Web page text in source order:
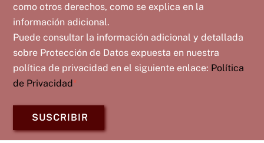
como otros derechos, como se explica en la
información adicional.
Puede consultar la información adicional y detallada
sobre Protección de Datos expuesta en nuestra
política de privacidad en el siguiente enlace: Política
de Privacidad*
SUSCRIBIR